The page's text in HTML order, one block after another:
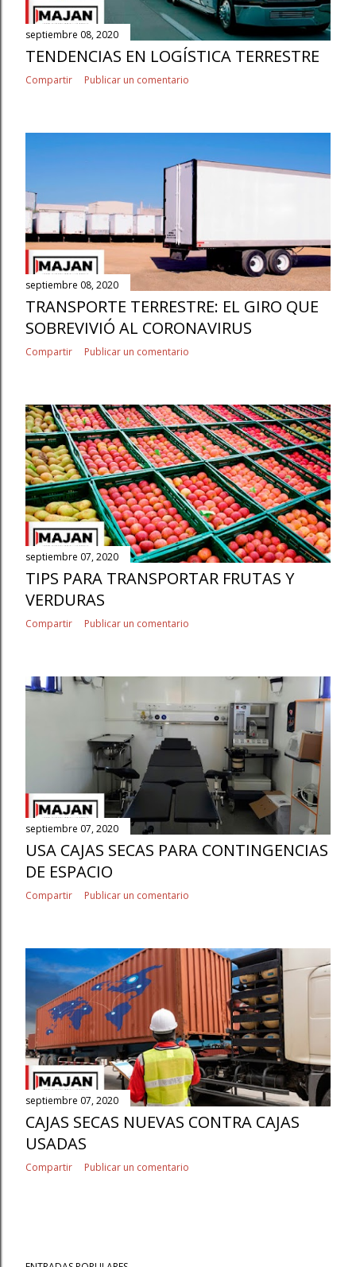
septiembre 08, 2020
TENDENCIAS EN LOGÍSTICA TERRESTRE
Compartir Publicar un comentario
septiembre 08, 2020
TRANSPORTE TERRESTRE: EL GIRO QUE
SOBREVIVIÓ AL CORONAVIRUS
Compartir Publicar un comentario
septiembre 07, 2020
TIPS PARA TRANSPORTAR FRUTAS Y
VERDURAS
Compartir Publicar un comentario
septiembre 07, 2020
USA CAJAS SECAS PARA CONTINGENCIAS
DE ESPACIO
Compartir Publicar un comentario
septiembre 07, 2020
CAJAS SECAS NUEVAS CONTRA CAJAS
USADAS
Compartir Publicar un comentario